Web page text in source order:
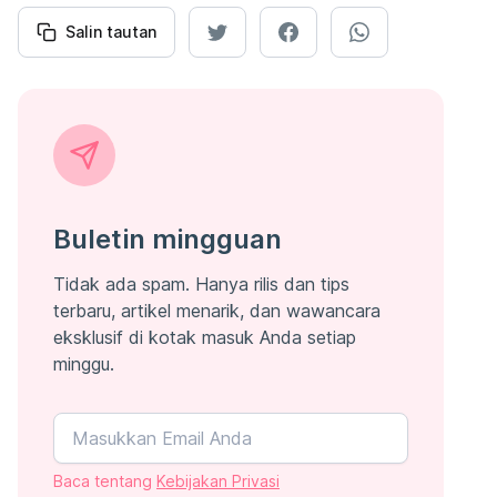
Salin tautan
Buletin mingguan
Tidak ada spam. Hanya rilis dan tips
terbaru, artikel menarik, dan wawancara
eksklusif di kotak masuk Anda setiap
minggu.
Baca tentang Kebijakan Privasi